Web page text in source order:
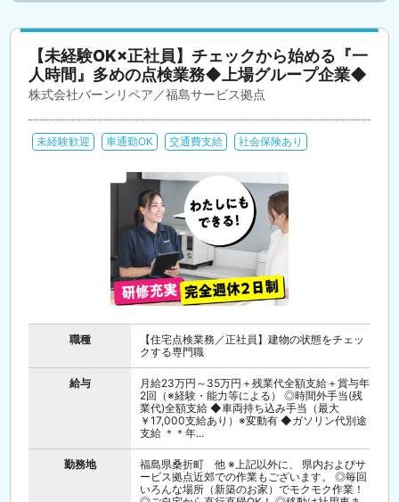
【未経験OK×正社員】チェックから始める『一
人時間』多めの点検業務◆上場グループ企業◆
株式会社バーンリペア／福島サービス拠点
未経験歓迎 車通勤OK 交通費支給 社会保険あり
職種
【住宅点検業務／正社員】建物の状態をチェッ
クする専門職
給与
月給23万円～35万円＋残業代全額支給＋賞与年
2回（※経験・能力等による） ◎時間外手当(残
業代)全額支給 ◆車両持ち込み手当（最大
￥17,000支給あり）※変動有 ◆ガソリン代別途
支給 ＊＊年...
勤務地
福島県桑折町 他 ※上記以外に、 県内およびサ
ービス拠点近郊での作業もございます。 ◎毎回
いろんな場所（新築のお家）でモクモク作業！